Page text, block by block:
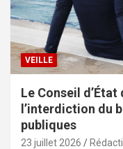
VEILLE
Le Conseil d’État
l’interdiction du
publiques
23 juillet 2026